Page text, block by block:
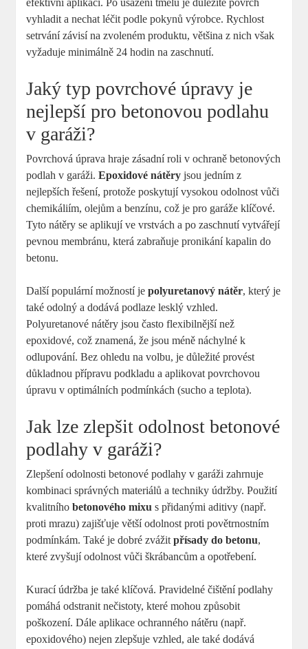
efektivní aplikaci. Po usazení tmelu je důležité povrch
vyhladit a nechat léčit podle pokynů výrobce. Rychlost
setrvání závisí na zvoleném produktu, většina z nich však
vyžaduje minimálně 24 hodin na zaschnutí.
Jaký typ povrchové úpravy je
nejlepší pro betonovou podlahu
v garáži?
Povrchová úprava hraje zásadní roli v ochraně betonových
podlah v garáži.Epoxidové nátěry jsou jedním z
nejlepších řešení, protože poskytují vysokou odolnost vůči
chemikáliím, olejům a benzínu, což je pro garáže klíčové.
Tyto nátěry se aplikují ve vrstvách a po zaschnutí vytvářejí
pevnou membránu, která zabraňuje pronikání kapalin do
betonu.
Další populární možností jepolyuretanový nátěr, který je
také odolný a dodává podlaze lesklý vzhled.
Polyuretanové nátěry jsou často flexibilnější než
epoxidové, což znamená, že jsou méně náchylné k
odlupování. Bez ohledu na volbu, je důležité provést
důkladnou přípravu podkladu a aplikovat povrchovou
úpravu v optimálních podmínkách (sucho a teplota).
Jak lze zlepšit odolnost betonové
podlahy v garáži?
Zlepšení odolnosti betonové podlahy v garáži zahrnuje
kombinaci správných materiálů a techniky údržby. Použití
kvalitníhobetonového mixu s přidanými aditivy (např.
proti mrazu) zajišťuje větší odolnost proti povětrnostním
podmínkám. Také je dobré zvážitpřísady do betonu,
které zvyšují odolnost vůči škrábancům a opotřebení.
Kurací údržba je také klíčová. Pravidelné čištění podlahy
pomáhá odstranit nečistoty, které mohou způsobit
poškození. Dále aplikace ochranného nátěru (např.
epoxidového) nejen zlepšuje vzhled, ale také dodává